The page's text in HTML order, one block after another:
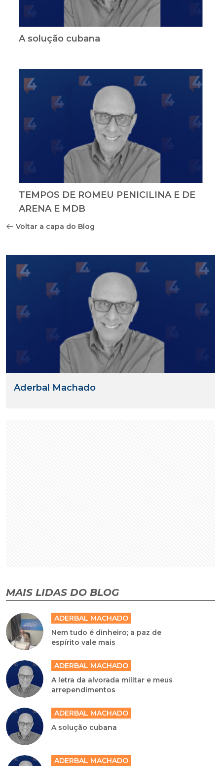
A solução cubana
TEMPOS DE ROMEU PENICILINA E DE
ARENA E MDB
Voltar a capa do Blog
Aderbal Machado
MAIS LIDAS DO BLOG
ADERBAL MACHADO
Nem tudo é dinheiro; a paz de
espírito vale mais
ADERBAL MACHADO
A letra da alvorada militar e meus
arrependimentos
ADERBAL MACHADO
A solução cubana
ADERBAL MACHADO